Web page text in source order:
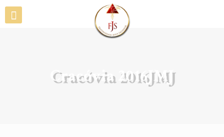
Cracóvia 2016JMJ